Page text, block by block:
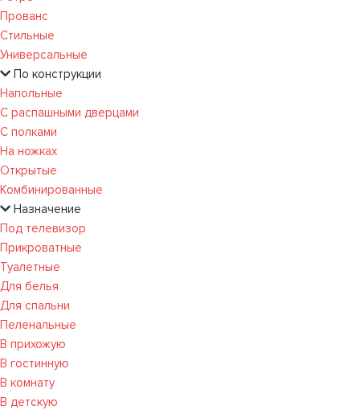
Прованс
Стильные
Универсальные
По конструкции
Напольные
С распашными дверцами
С полками
На ножках
Открытые
Комбинированные
Назначение
Под телевизор
Прикроватные
Туалетные
Для белья
Для спальни
Пеленальные
В прихожую
В гостинную
В комнату
В детскую